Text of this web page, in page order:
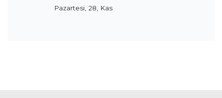
Pazartesi, 28, Kas